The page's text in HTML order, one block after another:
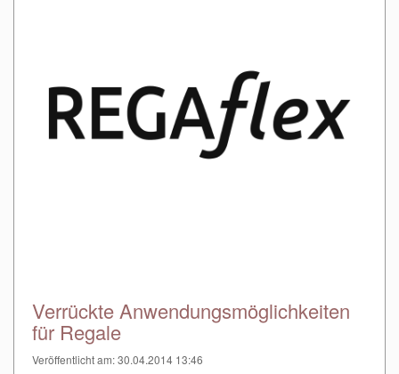
Verrückte Anwendungsmöglichkeiten
für Regale
Veröffentlicht am: 30.04.2014 13:46